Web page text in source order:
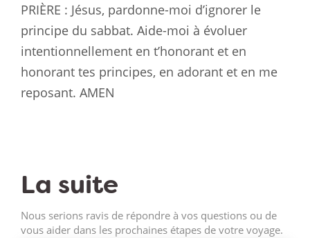
PRIÈRE : Jésus, pardonne-moi d’ignorer le
principe du sabbat. Aide-moi à évoluer
intentionnellement en t’honorant et en
honorant tes principes, en adorant et en me
reposant. AMEN
La suite
Nous serions ravis de répondre à vos questions ou de
vous aider dans les prochaines étapes de votre voyage.